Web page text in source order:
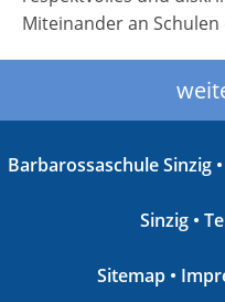
Miteinander an Schulen
Barbarossaschule Sinzig
Sinzig •
Sitemap•